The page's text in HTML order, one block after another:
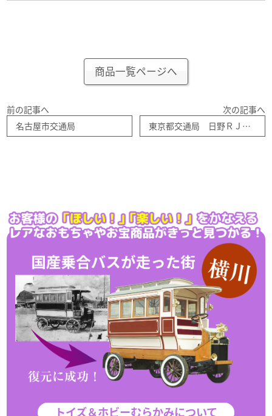
商品一覧ページへ
前の記事へ
名古屋市交通局
次の記事へ
東京都交通局 日野ＲＪ 「目黒駅」 バスコレ第６弾
トイズ＆ホビーむらかみについて